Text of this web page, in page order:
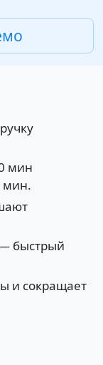
мин
мин.
быстрый
и сокращает